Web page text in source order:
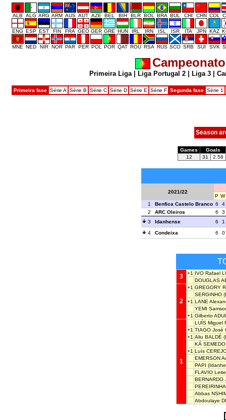
ALB ALG ARG ARM AUS AUT AZE BEL BIH BLR BOL BRA BUL CHI CHN COL
ENG ESP EST FIN FRA GEO GER GRE HUN IRL IRN ISL ISR ITA JPN KAZ
MNE NED NIR NOR PAR PER POL POR QAT ROU RSA RUS SCO SRB SUI SVK
Primeira Liga| Liga Portugal 2| Liga 3|
Primeira fase Série A Série B Série C Série D Série E Série F Segunda fase Série 1
Season
Games
Goals
12
31 2.58
2021/22
P W
1
Benfica Castelo Branco 6
4
2
ARC Oleiros 6
3
3
Idanhense 6
1
4
Condeixa 6 0
3 +1 IVO Rafael
DOUGLAS
2
+1 GREGORY
SERGINHO
+1 LANE
YEMI
+1 Gilberto
1
LUÍS Miguel
+1 TIAGO José
+1 Aliu BALDÉ
KÁ SEMEDO
+1 Luís
EMERSON
PAPI
FLAVIO
BERNARDO
PEREIRINHA
Abbas
Abdoulaye